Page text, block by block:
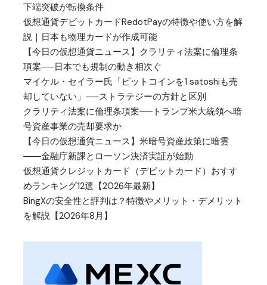
下端突破が転換条件
仮想通貨デビットカードRedotPayの特徴や使い方を解
説｜日本も物理カードが作成可能
【今日の仮想通貨ニュース】クラリティ法案に倫理条
項案──日本でも規制の動き相次ぐ
マイケル・セイラー氏「ビットコインを1 satoshiも売
却していない」──ストラテジーの方針と区別
クラリティ法案に倫理条項案──トランプ米大統領へ暗
号資産事業の売却要求か
【今日の仮想通貨ニュース】米暗号資産政策に暗雲
――金融庁新課とローソン決済実証が始動
仮想通貨クレジットカード（デビットカード）おすす
めランキング12選【2026年最新】
BingXの安全性と評判は？特徴やメリット・デメリット
を解説【2026年8月】